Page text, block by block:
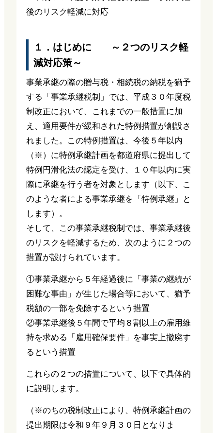
１．はじめに ～２つのリスク軽
減対応策～
事業承継の際の贈与税・相続税の納税を猶予
する「事業承継税制」では、平成３０年度税
制改正において、これまでの一般措置に加
え、適用要件が緩和された特例措置が創設さ
れました。この特例措置は、今後５年以内
（※）に特例承継計画を都道府県に提出して
特例円滑化法の認定を受け、１０年以内に実
際に承継を行う者を対象とします（以下、こ
のような者による事業承継を「特例承継」と
します）。
そして、この事業承継税制では、事業承継後
のリスクを軽減するため、次のように２つの
措置が設けられています。
①事業承継から５年経過後に「事業の継続が
困難な事由」が生じた場合等において、猶予
税額の一部を免除するという措置
②事業承継後５年間で平均８割以上の雇用維
持を求める「雇用確保要件」を事実上撤廃す
るという措置
これらの２つの措置について、以下で具体的
に説明します。
（※のちの税制改正により、特例承継計画の
提出期限は令和９年９月３０日となりま